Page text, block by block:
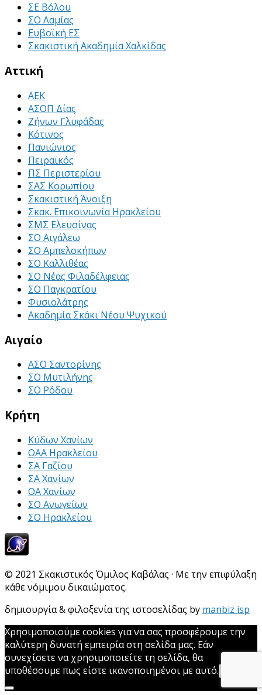
ΣΕ Βόλου
ΣΟ Λαμίας
Ευβοϊκή ΕΣ
Σκακιστική Ακαδημία Χαλκίδας
Αττική
ΑΕΚ
ΑΣΟΠ Δίας
Ζήνων Γλυφάδας
Κότινος
Πανιώνιος
Πειραϊκός
ΠΣ Περιστερίου
ΣΑΣ Κορωπίου
Σκακιστική Άνοιξη
Σκακ. Επικοινωνία Ηρακλείου
ΣΜΣ Ελευσίνας
ΣΟ Αιγάλεω
ΣΟ Αμπελοκήπων
ΣΟ Καλλιθέας
ΣΟ Νέας Φιλαδέλφειας
ΣΟ Παγκρατίου
Φυσιολάτρης
Ακαδημία Σκάκι Νέου Ψυχικού
Αιγαίο
ΑΣΟ Σαντορίνης
ΣΟ Μυτιλήνης
ΣΟ Ρόδου
Κρήτη
Κύδων Χανίων
ΟΑΑ Ηρακλείου
ΣΑ Γαζίου
ΣΑ Χανίων
ΟΑ Χανίων
ΣΟ Ανωγείων
ΣΟ Ηρακλείου
© 2021 Σκακιστικός Όμιλος Καβάλας · Με την επιφύλαξη
κάθε νόμιμου δικαιώματος.
δημιουργία & φιλοξενία της ιστοσελίδας by manbiz isp
Χρησιμοποιούμε cookies για να σας προσφέρουμε την
καλύτερη δυνατή εμπειρία στη σελίδα μας. Εάν
συνεχίσετε να χρησιμοποιείτε τη σελίδα, θα
υποθέσουμε πως είστε ικανοποιημένοι με αυτό.